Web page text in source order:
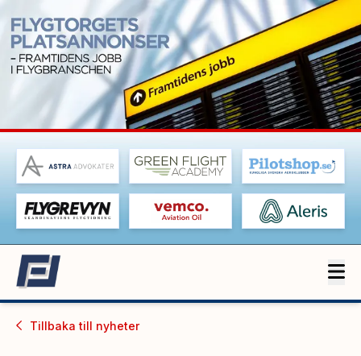
Tillbaka till nyheter